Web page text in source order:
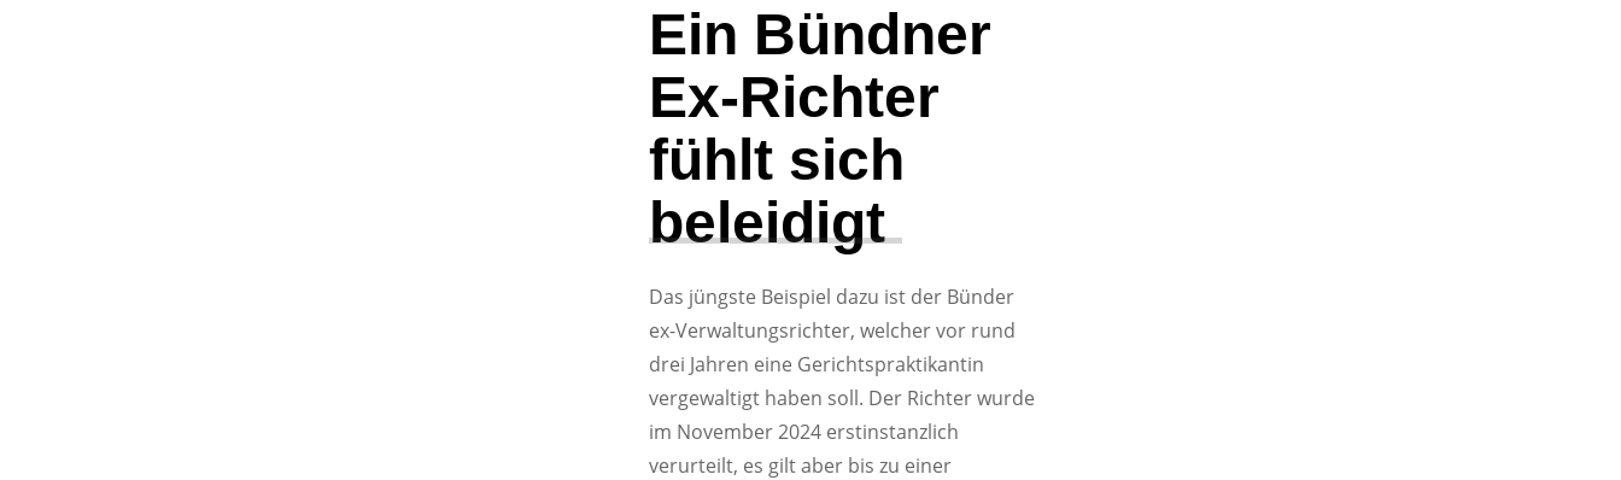
Ein Bündner
Ex-Richter
fühlt sich
beleidigt
Das jüngste Beispiel dazu ist der Bünder
ex-Verwaltungsrichter, welcher vor rund
drei Jahren eine Gerichtspraktikantin
vergewaltigt haben soll. Der Richter wurde
im November 2024 erstinstanzlich
verurteilt, es gilt aber bis zu einer